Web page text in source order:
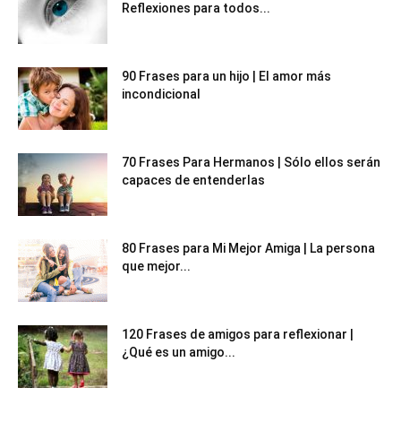
Reflexiones para todos...
90 Frases para un hijo | El amor más
incondicional
70 Frases Para Hermanos | Sólo ellos serán
capaces de entenderlas
80 Frases para Mi Mejor Amiga | La persona
que mejor...
120 Frases de amigos para reflexionar |
¿Qué es un amigo...